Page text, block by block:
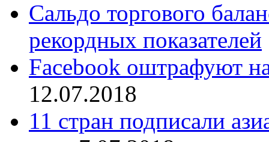
Сальдо торгового
рекордных показателей
Facebook оштрафуют
12.07.2018
11 стран подписали